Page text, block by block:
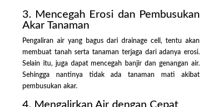
3. Mencegah Erosi dan Pembusukan
Akar Tanaman
Pengaliran air yang bagus dari drainage cell, tentu akan
membuat tanah serta tanaman terjaga dari adanya erosi.
Selain itu, juga dapat mencegah banjir dan genangan air.
Sehingga nantinya tidak ada tanaman mati akibat
pembusukan akar.
4. Mengalirkan Air dengan Cepat